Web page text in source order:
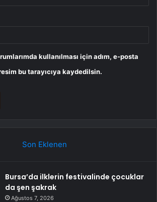
kullanılması için adım, e-posta
bu tarayıcıya kaydedilsin.
Son Eklenen
Bursa’da ilklerin festivalinde çocuklar
da şen şakrak
Ağustos 7, 2026